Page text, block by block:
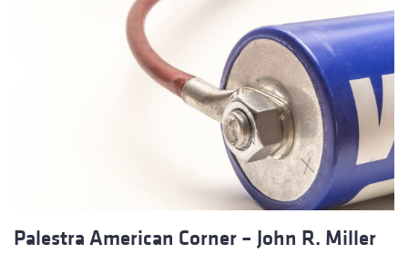
Palestra American Corner – John R. Miller